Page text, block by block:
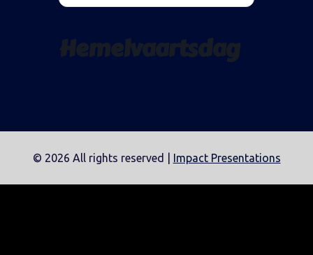
© 2026 All rights reserved | Impact Presentations